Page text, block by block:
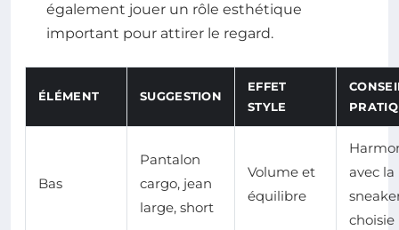
également jouer un rôle esthétique
important pour attirer le regard.
ÉLÉMENT SUGGESTION
EFFET
STYLE
Bas
Pantalon
cargo, jean
large, short
Volume et
équilibre
avec la
choisie